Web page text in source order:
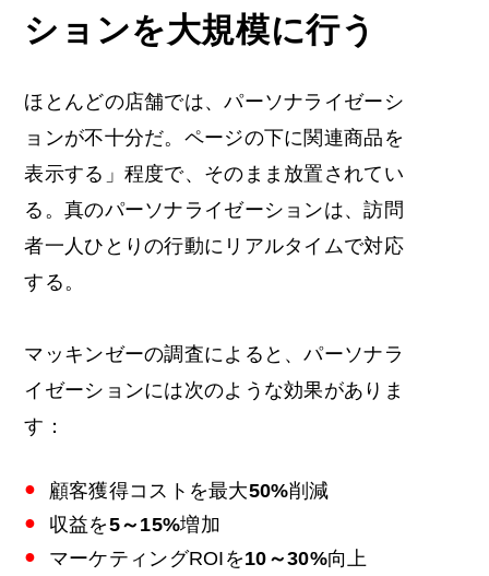
ションを大規模に行う
ほとんどの店舗では、パーソナライゼーシ
ョンが不十分だ。ページの下に関連商品を
表示する」程度で、そのまま放置されてい
る。真のパーソナライゼーションは、訪問
者一人ひとりの行動にリアルタイムで対応
する。
マッキンゼーの調査によると、パーソナラ
イゼーションには次のような効果がありま
す：
顧客獲得コストを最大50%削減
収益を5～15%増加
マーケティングROIを10～30%向上